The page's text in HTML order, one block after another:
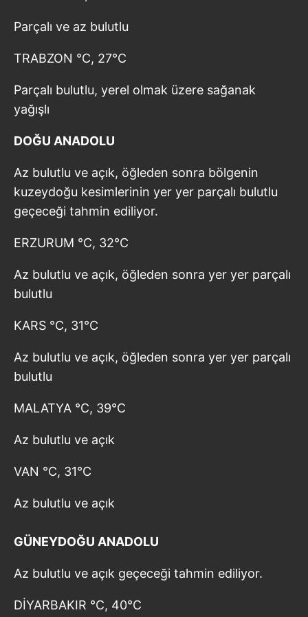
kullanılmaktadır. Bu çerezler vasıtasıyla çeşitli kişisel
toplumu hizmetlerinin sunulması amacıyla
kılınması ve kişiselleştirilmesi ve sizlere yönelik
reklam/pazarlama faaliyetlerinin yapılması, amaçlarıyla
vasıtasıyla belirleyebilirsiniz. Çerezlere ilişkin detaylı bilgi
için Ayarlar butonuna tıklayabilir,Çerez Bilgilendirme
Metnimiziziyaret edebilirsiniz.
6698 sayılı Kişisel Verilerin Korunması Kanunu uyarınca
ilgili mevzuata uygun olarak kullanılan çerezlerle ilgili bilgi
almak için lütfen
Parçalı ve az bulutlu
TRABZON °C, 27°C
Parçalı bulutlu, yerel olmak üzere sağanak
yağışlı
DOĞU ANADOLU
Az bulutlu ve açık, öğleden sonra bölgenin
kuzeydoğu kesimlerinin yer yer parçalı bulutlu
geçeceği tahmin ediliyor.
ERZURUM °C, 32°C
Az bulutlu ve açık, öğleden sonra yer yer parçalı
bulutlu
KARS °C, 31°C
Az bulutlu ve açık, öğleden sonra yer yer parçalı
bulutlu
MALATYA °C, 39°C
Az bulutlu ve açık
VAN °C, 31°C
Az bulutlu ve açık
GÜNEYDOĞU ANADOLU
Az bulutlu ve açık geçeceği tahmin ediliyor.
DİYARBAKIR °C, 40°C